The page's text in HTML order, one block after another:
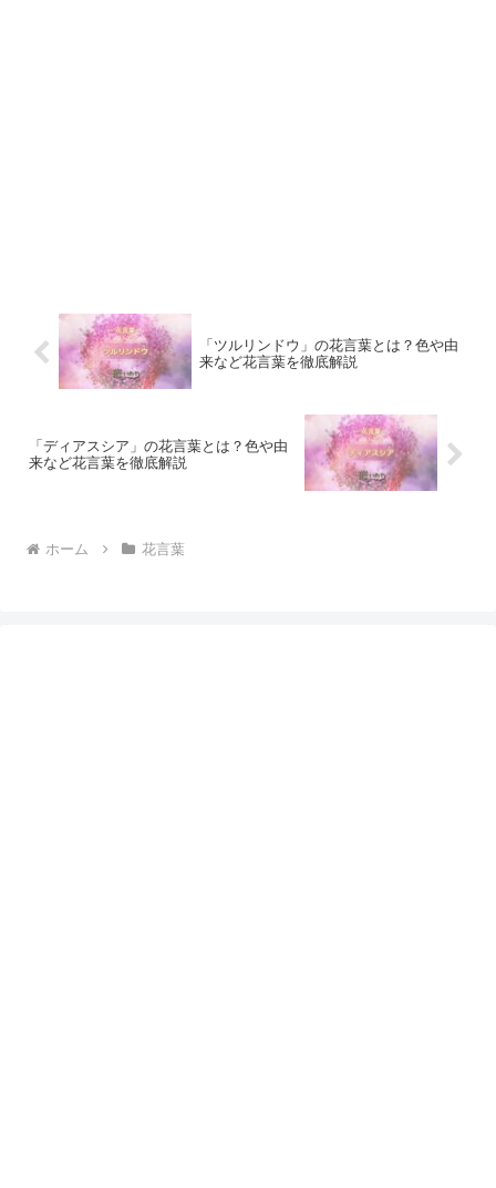
「ツルリンドウ」の花言葉とは？色や由
来など花言葉を徹底解説
「ディアスシア」の花言葉とは？色や由
来など花言葉を徹底解説
ホーム 花言葉